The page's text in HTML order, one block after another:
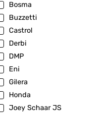
Bosma
Buzzetti
Castrol
Derbi
DMP
Eni
Gilera
Honda
Joey Schaar JS